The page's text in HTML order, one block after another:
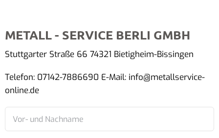
METALL - SERVICE BERLI GMBH
Stuttgarter Straße 66 74321 Bietigheim-Bissingen
Telefon: 07142-7886690 E-Mail: info@metallservice-
online.de